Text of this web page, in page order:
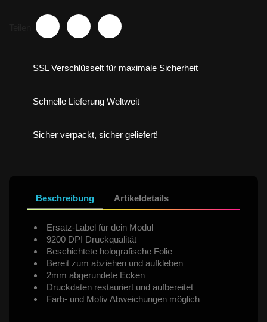
SSL Verschlüsselt für maximale Sicherheit
Schnelle Lieferung Weltweit
Sicher verpackt, sicher geliefert!
Beschreibung Artikeldetails
Ersatz-Label für dein Modul
9200 DPI Druckqualität
Beschichtete holografische Folie
Bereit zum abziehen und aufkleben
2mm abgerundete Ecken
Druckdaten restauriert und aufbereitet
Farb- und Motiv Abweichungen möglich